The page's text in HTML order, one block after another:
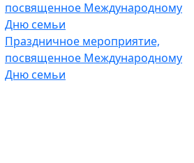
Праздничное мероприятие,
посвященное Международному
Дню семьи